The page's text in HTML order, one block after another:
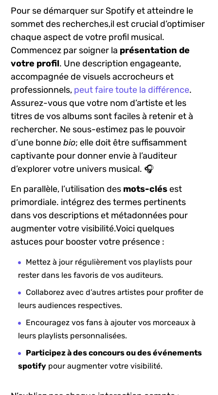
Pour ⁢se démarquer sur Spotify et atteindre le
sommet ⁢des ⁤recherches,il⁣ est crucial d’optimiser
chaque ‌aspect de ⁤votre profil musical.​
Commencez par soigner la présentation de
votre profil. Une description engageante,
accompagnée de visuels accrocheurs et
professionnels, peut ⁣faire toute la différence.
Assurez-vous que ‍votre nom d’artiste et les
titres de‌ vos albums sont‌ faciles à ⁤retenir et à⁣
rechercher. ‌Ne ⁤sous-estimez pas le pouvoir
d’une bonnebio; elle doit être suffisamment
captivante pour donner envie à‌ l’auditeur
d’explorer votre univers musical. 🎧
En​ parallèle, l’utilisation des mots-clésest
primordiale. intégrez des termes pertinents
dans vos descriptions et‌ métadonnées pour
augmenter votre ​visibilité.Voici quelques
astuces pour booster votre présence :
Mettez à ​jour régulièrement vos playlists pour⁤
rester dans les favoris de vos auditeurs.
Collaborez avec d’autres artistes pour​ profiter de
leurs audiences respectives.
Encouragez vos‍ fans à ajouter‍ vos morceaux à
leurs ‍playlists personnalisées.
Participez ⁢à des concours​ ou des événements
spotify pour augmenter votre visibilité.